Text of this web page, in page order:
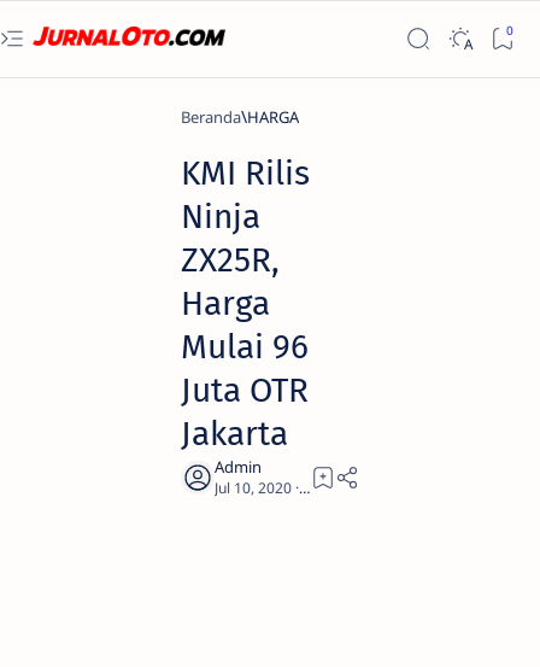
Beranda HARGA
KMI Rilis
Ninja
ZX25R,
Harga
Mulai 96
Juta OTR
Jakarta
2